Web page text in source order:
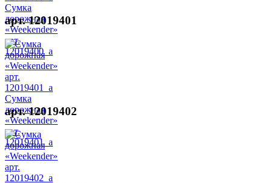
Сумка
дорожная
«Weekender»
арт.
12019400_a
арт. 12019401
Сумка
дорожная
«Weekender»
арт.
12019401_a
арт. 12019402